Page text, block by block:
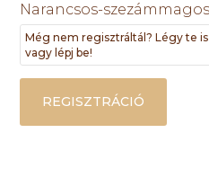
Narancsos-
Még nem regisztráltál? Légy te
vagy lépj be!
REGISZTRÁCIÓ